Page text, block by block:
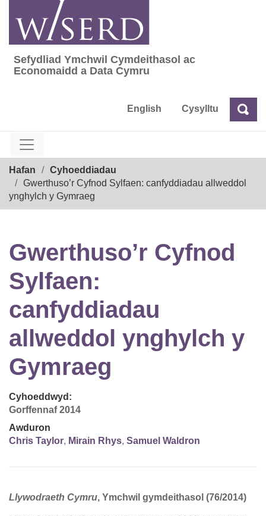
content
Sefydliad Ymchwil Cymdeithasol ac
Sefydliad Ymchwil Cymdeithasol ac
Economaidd a Data Cymru
English Cysylltu Chwilio
Hafan
Cyhoeddiadau
Gwerthuso’r Cyfnod Sylfaen: canfyddiadau allweddol
ynghylch y Gymraeg
Gwerthuso’r Cyfnod
Sylfaen:
canfyddiadau
allweddol ynghylch y
Gymraeg
Cyhoeddwyd:
Gorffennaf 2014
Awduron
Chris Taylor, Mirain Rhys, Samuel Waldron
Llywodraeth Cymru, Ymchwil gymdeithasol (76/2014)